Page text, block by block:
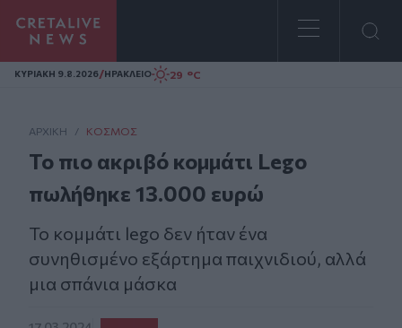
Homepage
ΚΥΡΙΑΚΗ 9.8.2026/ΗΡΑΚΛΕΙΟ 29 °C
ΑΡΧΙΚΗ / ΚΌΣΜΟΣ
Το πιο ακριβό κομμάτι Lego
πωλήθηκε 13.000 ευρώ
Το κομμάτι lego δεν ήταν ένα
συνηθισμένο εξάρτημα παιχνιδιού, αλλά
μια σπάνια μάσκα